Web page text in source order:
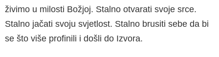
živimo u milosti Božjoj. Stalno otvarati svoje srce.
Stalno jačati svoju svjet­lost. Stalno brusiti sebe da bi
se što više prof­inili i došli do Izvora.